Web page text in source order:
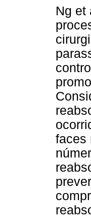
Ng et
faces